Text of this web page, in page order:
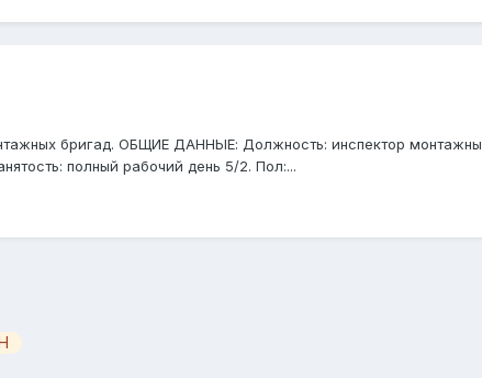
бригад. ОБЩИЕ ДАННЫЕ: Должность: инспектор
полный рабочий день 5/2. Пол:...